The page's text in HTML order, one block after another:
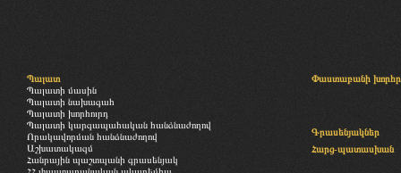
Պալատ
Պալատի մասին
Պալատի նախագահ
Պալատի խորհուրդ
Պալատի կարգապահական հանձնաժողով
Որակավորման հանձնաժողով
Աշխատակազմ
Հանրային պաշտպանի գրասենյակ
Փաստաբանի
Գրասենյակներ
Հարց-պատասխան